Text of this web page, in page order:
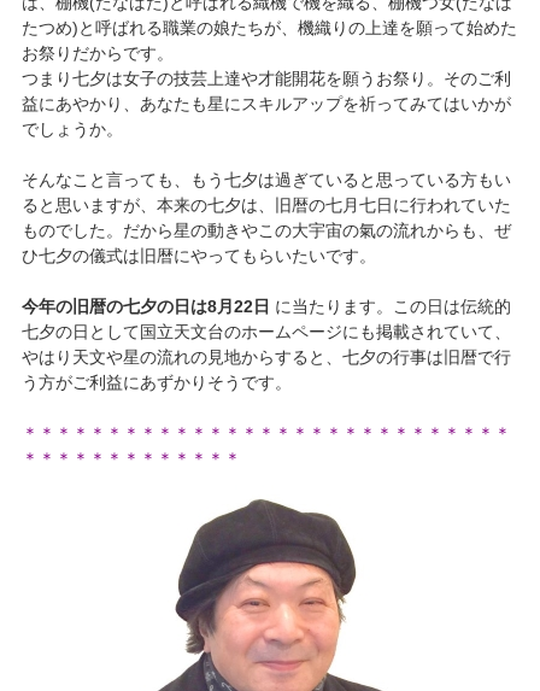
たつめ)と呼ばれる職業の娘たちが、機織りの上達を願って始めた
お祭りだからです。
つまり七夕は女子の技芸上達や才能開花を願うお祭り。そのご利
益にあやかり、あなたも星にスキルアップを祈ってみてはいかが
でしょうか。
そんなこと言っても、もう七夕は過ぎていると思っている方もい
ると思いますが、本来の七夕は、旧暦の七月七日に行われていた
ものでした。だから星の動きやこの大宇宙の氣の流れからも、ぜ
ひ七夕の儀式は旧暦にやってもらいたいです。
今年の旧暦の七夕の日は8月22日 に当たります。この日は伝統的
七夕の日として国立天文台のホームページにも掲載されていて、
やはり天文や星の流れの見地からすると、七夕の行事は旧暦で行
う方がご利益にあずかりそうです。
＊＊＊＊＊＊＊＊＊＊＊＊＊＊＊＊＊＊＊＊＊＊＊＊＊＊＊＊＊
＊＊＊＊＊＊＊＊＊＊＊＊＊